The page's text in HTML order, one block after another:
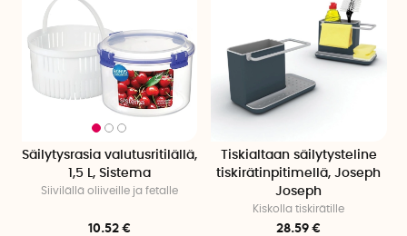
Säilytysrasia valutusritilällä,
1,5 L, Sistema
Siivilällä oliiveille ja fetalle
10.52 €
Tiskialtaan säilytysteline
tiskirätinpitimellä, Joseph
Joseph
Kiskolla tiskirätille
28.59 €